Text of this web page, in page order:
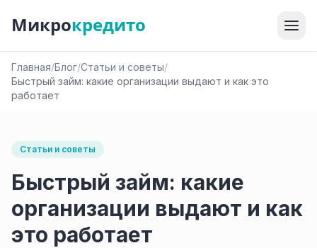
Микрокредито
Главная/Блог/Статьи и советы/
Быстрый займ: какие организации выдают и как это
работает
Статьи и советы
Быстрый займ: какие
организации выдают и как
это работает